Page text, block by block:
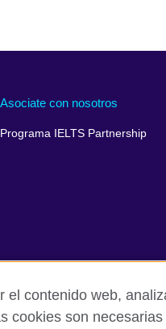
Asociate con nosotros
Programa IELTS Partnership
contenido web,
cookies son